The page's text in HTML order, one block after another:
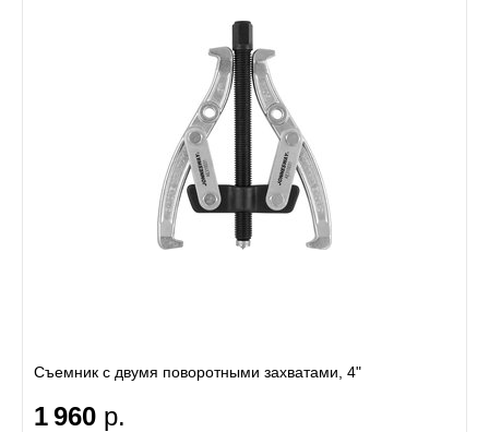
Съемник с двумя поворотными захватами, 4"
1 960 р.